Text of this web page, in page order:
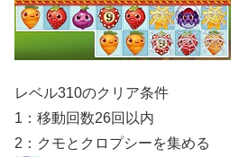
レベル310のクリア条件
1：移動回数26回以内
2：クモとクロプシーを集める